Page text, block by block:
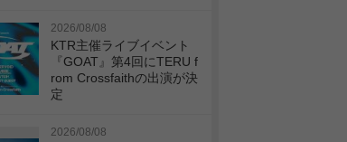
2026/08/08
KTR主催ライブイベント
『GOAT』第4回にTERU f
rom Crossfaithの出演が決
定
2026/08/08